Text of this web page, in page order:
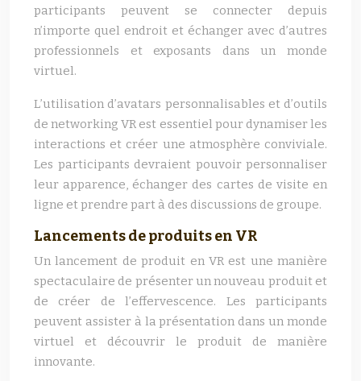
participants peuvent se connecter depuis
n’importe quel endroit et échanger avec d’autres
professionnels et exposants dans un monde
virtuel.
L’utilisation d’avatars personnalisables et d’outils
de networking VR est essentiel pour dynamiser les
interactions et créer une atmosphère conviviale.
Les participants devraient pouvoir personnaliser
leur apparence, échanger des cartes de visite en
ligne et prendre part à des discussions de groupe.
Lancements de produits en VR
Un lancement de produit en VR est une manière
spectaculaire de présenter un nouveau produit et
de créer de l’effervescence. Les participants
peuvent assister à la présentation dans un monde
virtuel et découvrir le produit de manière
innovante.